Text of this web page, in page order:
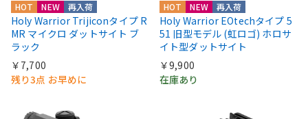
HOT NEW 再入荷
Holy Warrior Trijiconタイプ R
MR マイクロ ダットサイト ブ
ラック
￥7,700
残り3点 お早めに
HOT NEW 再入荷
Holy Warrior EOtechタイプ 5
51 旧型モデル (虹ロゴ) ホロサ
イト型ダットサイト
￥9,900
在庫あり